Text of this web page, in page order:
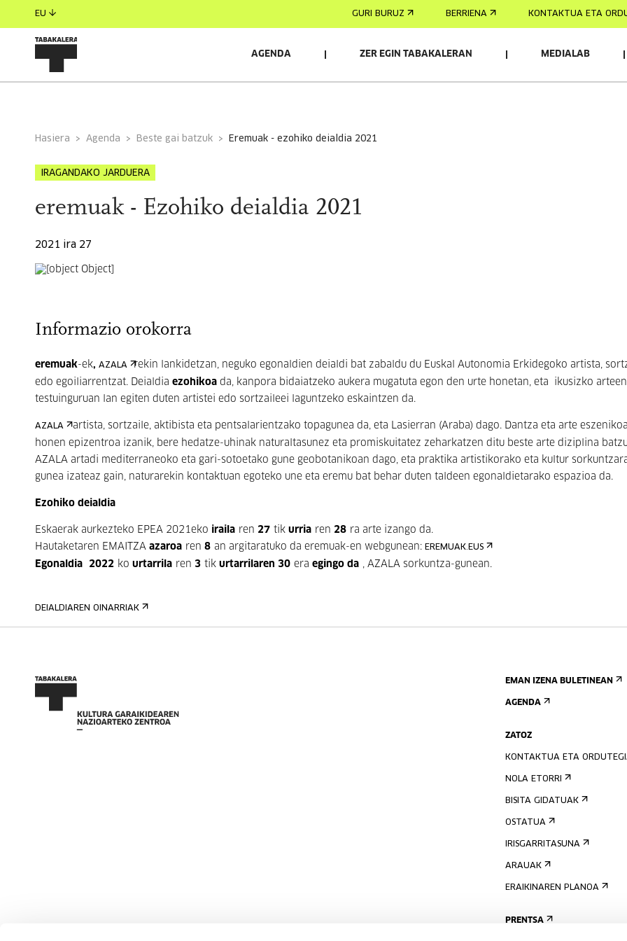
EU GURI BURUZ BERRIENA KONTAKTUA ETA
AGENDA ZER EGIN TABAKALERAN MEDIALAB
Hasiera Agenda Beste gai batzuk eremuak - ezohiko deialdia 2021
IRAGANDAKO JARDUERA
eremuak - Ezohiko deialdia 2021
2021 ira 27
Informazio orokorra
eremuak-ek, AZALA
rekin lankidetzan, neguko egonaldien deialdi bat zabaldu du Euskal Autonomia Erkidegoko artista,
edo egoiliarrentzat. Deialdia ezohikoa da, kanpora bidaiatzeko aukera mugatuta egon den urte honetan, eta ikusizko arteen
testuinguruan lan egiten duten artistei edo sortzaileei laguntzeko eskaintzen da.
AZALA
artista, sortzaile, aktibista eta pentsalarientzako topagunea da, eta Lasierran (Araba) dago. Dantza eta arte
honen epizentroa izanik, bere hedatze-uhinak naturaltasunez eta promiskuitatez zeharkatzen ditu beste arte diziplina
AZALA artadi mediterraneoko eta gari-sotoetako gune geobotanikoan dago, eta praktika artistikorako eta kultur
gunea izateaz gain, naturarekin kontaktuan egoteko une eta eremu bat behar duten taldeen egonaldietarako espazioa da.
Ezohiko deialdia
Eskaerak aurkezteko EPEA 2021eko iraila ren 27 tik urria ren 28 ra arte izango da.
Hautaketaren EMAITZA azaroa ren 8 an argitaratuko da eremuak-en webgunean: EREMUAK.EUS
Egonaldia 2022 ko urtarrila ren 3 tik urtarrilaren 30 era egingo da , AZALA sorkuntza-gunean.
DEIALDIAREN OINARRIAK
EMAN IZENA BULETINEAN
AGENDA
ZATOZ
KONTAKTUA ETA
NOLA ETORRI
BISITA GIDATUAK
OSTATUA
IRISGARRITASUNA
ARAUAK
ERAIKINAREN PLANOA
PRENTSA